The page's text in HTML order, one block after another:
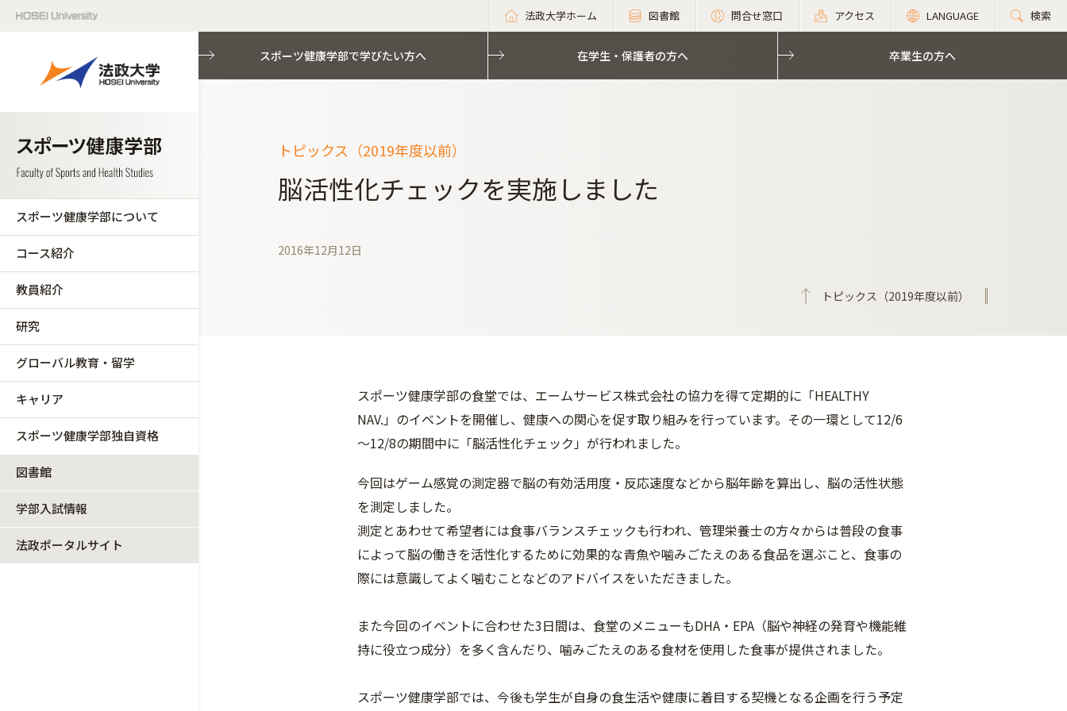
法政大学ホーム 図書館 問合せ窓口 アクセス LANGUAGE 検索
スポーツ健康学部について
コース紹介
教員紹介
研究
グローバル教育・留学
キャリア
スポーツ健康学部独自資格
図書館
学部入試情報
法政ポータルサイト
スポーツ健康学部で学びたい方へ 在学生・保護者の方へ 卒業生の方へ
トピックス（2019年度以前）
脳活性化チェックを実施しました
2016年12月12日
トピックス（2019年度以前）
スポーツ健康学部の食堂では、エームサービス株式会社の協力を得て定期的に「HEALTHY
NAV.」のイベントを開催し、健康への関心を促す取り組みを行っています。その一環として12/6
～12/8の期間中に「脳活性化チェック」が行われました。
今回はゲーム感覚の測定器で脳の有効活用度・反応速度などから脳年齢を算出し、脳の活性状態
を測定しました。
測定とあわせて希望者には食事バランスチェックも行われ、管理栄養士の方々からは普段の食事
によって脳の働きを活性化するために効果的な青魚や噛みごたえのある食品を選ぶこと、食事の
際には意識してよく噛むことなどのアドバイスをいただきました。
また今回のイベントに合わせた3日間は、食堂のメニューもDHA・EPA（脳や神経の発育や機能維
持に役立つ成分）を多く含んだり、噛みごたえのある食材を使用した食事が提供されました。
スポーツ健康学部では、今後も学生が自身の食生活や健康に着目する契機となる企画を行う予定